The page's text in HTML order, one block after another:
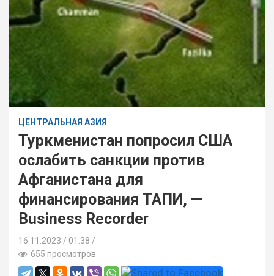
ЦЕНТРАЛЬНАЯ АЗИЯ
Туркменистан попросил США
ослабить санкции против
Афганистана для
финансирования ТАПИ, —
Business Recorder
16.11.2023
01:38 /
655 просмотров